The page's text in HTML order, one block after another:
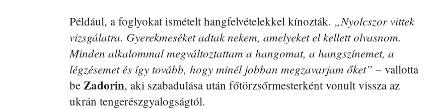
Például, a foglyokat ismételt hangfelvételekkel kínozták. „Nyolcszor vittek
vizsgálatra. Gyerekmeséket adtak nekem, amelyeket el kellett olvasnom.
Minden alkalommal megváltoztattam a hangomat, a hangszínemet, a
légzésemet és így tovább, hogy minél jobban megzavarjam őket” – vallotta
be Zadorin, aki szabadulása után főtörzsőrmesterként vonult vissza az
ukrán tengerészgyalogságtól.